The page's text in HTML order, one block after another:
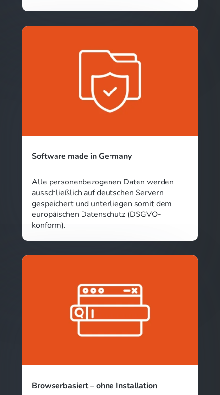
Software made in Germany
Alle personenbezogenen Daten werden
ausschließlich auf deutschen Servern
gespeichert und unterliegen somit dem
europäischen Datenschutz (DSGVO-
konform).
Browserbasiert – ohne Installation